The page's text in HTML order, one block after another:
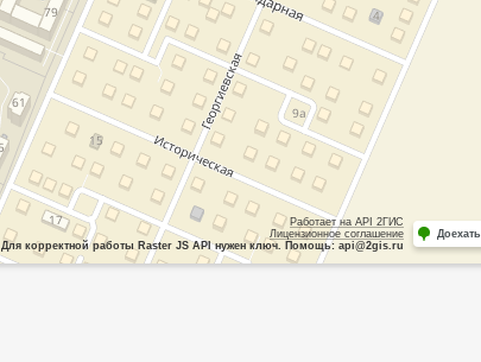
Работает на API 2ГИС
Лицензионное соглашение
Для корректной работы Raster JS API нужен ключ. Помощь: api@2gis.ru